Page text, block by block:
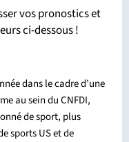
vos pronostics et
ci-dessous !
dans le cadre d’une
au sein du CNFDI,
de sport, plus
sports US et de